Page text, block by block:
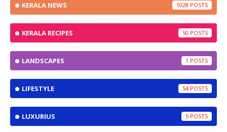
KERALA NEWS 1028
KERALA RECIPES 50
LANDSCAPES 1
LIFESTYLE 54
LUXURIUS 5